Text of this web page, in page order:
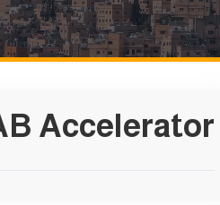
Accelerator